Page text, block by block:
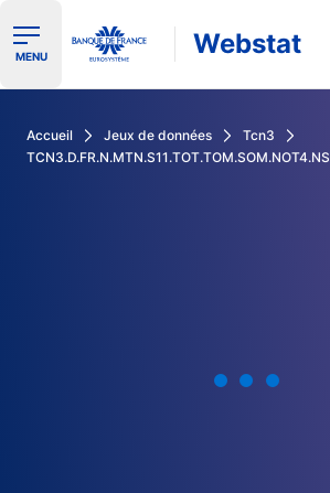
Ouvrir le menu de navigation
MENU Webstat
Accueil Jeux de données
Tcn3
TCN3.D.FR.N.MTN.S11.TOT.TOM.SOM.NOT4.NS